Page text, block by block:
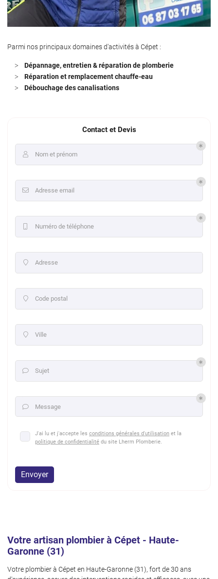
Parmi nos principaux domaines d'activités à Cépet :
Dépannage, entretien & réparation de plomberie
Réparation et remplacement chauffe-eau
Débouchage des canalisations
Contact et Devis
 Nom et prénom
 Adresse email
Numéro de téléphone
 Adresse
 Code postal
 Ville
 Sujet
 Message
J'ai lu et j'accepte les conditions générales d'utilisation et la
politique de confidentialité du site Lherm Plomberie.
Envoyer
Votre artisan plombier à Cépet - Haute-
Garonne (31)
Votre plombier à Cépet en Haute-Garonne (31), fort de 30 ans